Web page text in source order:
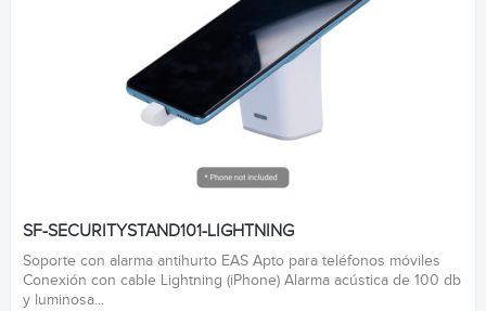
SF-SECURITYSTAND101-LIGHTNING
Soporte con alarma antihurto EAS Apto para teléfonos móviles
Conexión con cable Lightning (iPhone) Alarma acústica de 100 db
y luminosa...